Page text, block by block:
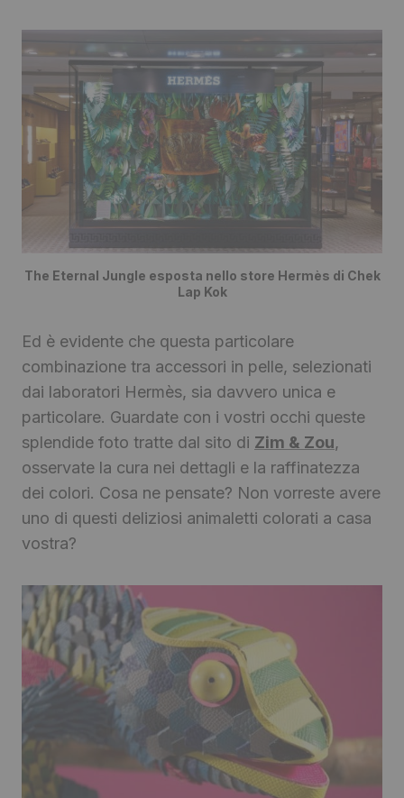
The Eternal Jungle esposta nello store Hermès di Chek
Lap Kok
Ed è evidente che questa particolare
combinazione tra accessori in pelle, selezionati
dai laboratori Hermès, sia davvero unica e
particolare. Guardate con i vostri occhi queste
splendide foto tratte dal sito di Zim & Zou,
osservate la cura nei dettagli e la raffinatezza
dei colori. Cosa ne pensate? Non vorreste avere
uno di questi deliziosi animaletti colorati a casa
vostra?